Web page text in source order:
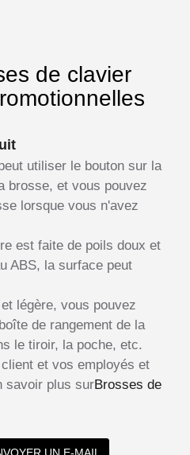
de clavier
utiliser le bouton sur la
brosse, et vous pouvez
lorsque vous n'avez
est faite de poils doux et
ABS, la surface peut
légère, vous pouvez
de rangement de la
le tiroir, la poche, etc.
et vos employés et
savoir plus surBrosses de